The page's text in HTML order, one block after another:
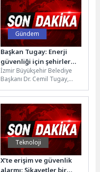
Gündem
Başkan Tugay: Enerji
güvenliği için şehirler
kendi sistemlerini
kurmalı
İzmir Büyükşehir Belediye
Başkanı Dr. Cemil Tugay,
güvenliğinin önemine dikkat
çekti. Kritik...
Teknoloji
X’te erişim ve güvenlik
alarmı: Şikayetler bir